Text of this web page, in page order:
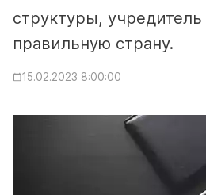
структуры,
правильную страну.
15.02.2023 8:00:00